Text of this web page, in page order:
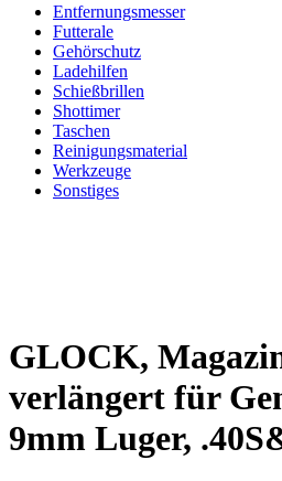
Entfernungsmesser
Futterale
Gehörschutz
Ladehilfen
Schießbrillen
Shottimer
Taschen
Reinigungsmaterial
Werkzeuge
Sonstiges
GLOCK,
verlängert für
9mm Luger,